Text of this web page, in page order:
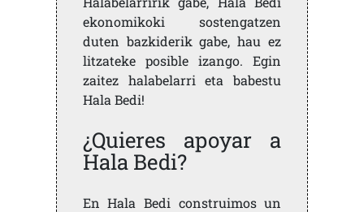
ekonomikoki sostengatzen
duten bazkiderik gabe, hau ez
litzateke posible izango. Egin
zaitez halabelarri eta babestu
Hala Bedi!
¿Quieres apoyar a
Hala Bedi?
En Hala Bedi construimos un